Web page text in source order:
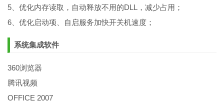
5、优化内存读取，自动释放不用的DLL，减少占用；
6、优化启动项、自启服务加快开关机速度；
系统集成软件
360浏览器
腾讯视频
OFFICE 2007